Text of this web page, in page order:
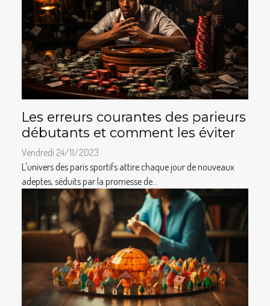
Les erreurs courantes des parieurs
débutants et comment les éviter
Vendredi 24/11/2023
L'univers des paris sportifs attire chaque jour de nouveaux
adeptes, séduits par la promesse de...